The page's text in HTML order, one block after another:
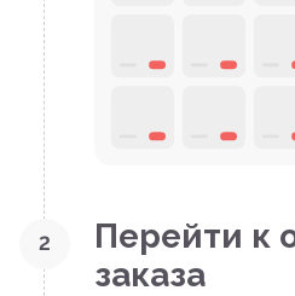
2
Перейти к
заказа